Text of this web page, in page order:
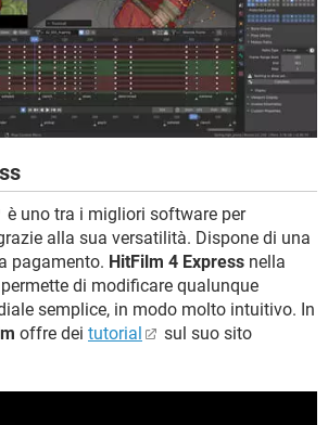
è uno tra i migliori software per
alla sua versatilità. Dispone di una
pagamento. HitFilm 4 Express nella
di modificare qualunque
semplice, in modo molto intuitivo. In
offre dei tutorial
sul suo sito